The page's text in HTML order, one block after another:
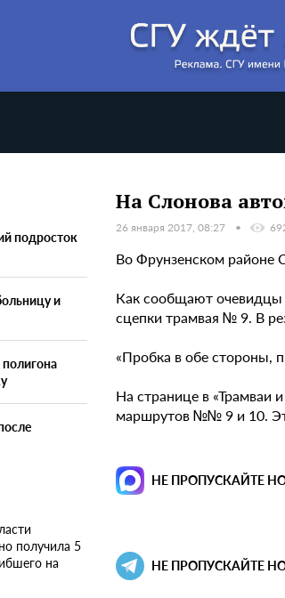
подросток
и
получила 5
на
На Слонова
26 января 2017, 08:27
Во Фрунзенском районе
Как сообщают очевидцы
сцепки трамвая № 9. В
«Пробка в обе стороны,
На странице в «Трамваи
маршрутов №№ 9 и 10.
НЕ ПРОПУСКАЙТЕ
НЕ ПРОПУСКАЙТЕ